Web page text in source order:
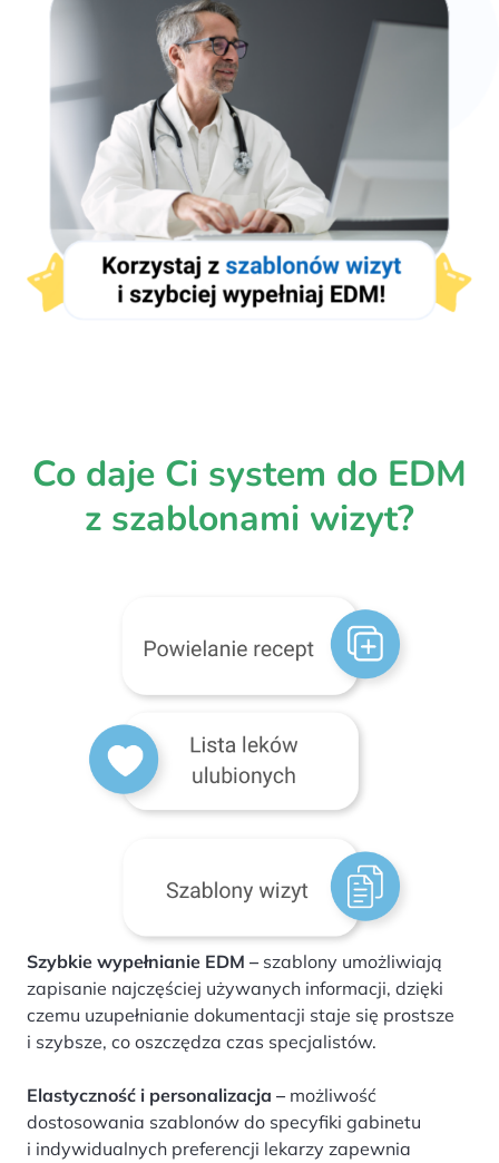
Co daje Ci system do EDM
z szablonami wizyt?
Szybkie wypełnianie EDM – szablony umożliwiają
zapisanie najczęściej używanych informacji, dzięki
czemu uzupełnianie dokumentacji staje się prostsze
i szybsze, co oszczędza czas specjalistów.
Elastyczność i personalizacja – możliwość
dostosowania szablonów do specyfiki gabinetu
i indywidualnych preferencji lekarzy zapewnia